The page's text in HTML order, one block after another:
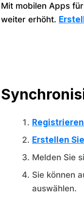
Mit mobilen Apps
weiter erhöht.
Erstellen
Melden Sie
Sie können
auswählen.